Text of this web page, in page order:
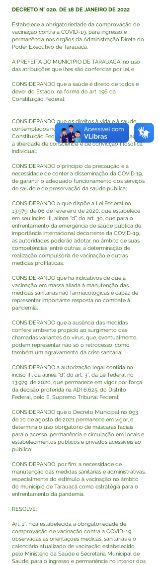
DECRETO N° 020, DE 18 DE JANEIRO DE 2022
Estabelece a obrigatoriedade da comprovação de
vacinação contra a COVID-19, para ingresso e
permanência nos órgãos da Administração Direta do
Poder Executivo de Tarauacá.
A PREFEITA DO MUNICÍPIO DE TARAUACÁ, no uso
das atribuições que lhes são conferidas por lei, e
CONSIDERANDO que a saúde é direito de todos e
dever do Estado, na forma do art. 196 da
Constituição Federal;
CONSIDERANDO que os direitos à vida e à saúde,
contemplados nos artigos 5°, 6° e 196 da
Constituição Federal, devem prevalecer em relação
à liberdade de consciência e de convicção filosófica
individual;
CONSIDERANDO o princípio da precaução e a
necessidade de conter a disseminação da COVID 19,
de garantir o adequado funcionamento dos serviços
de saúde e de preservação da saúde pública;
CONSIDERANDO o que dispõe a Lei Federal no
13.979, de 06 de fevereiro de 2020, que estabelece
em seu inciso III, alínea “d”, do art. 3o, que para o
enfrentamento da emergência de saúde pública de
importância internacional decorrente da COVID-19,
as autoridades poderão adotar, no âmbito de suas
competências, entre outras, a determinação de
realização compulsória de vacinação e outras
medidas profiláticas;
CONSIDERANDO que há indicativos de que a
vacinação em massa aliada à manutenção das
medidas sanitárias não farmacológicas é capaz de
representar importante resposta no combate à
pandemia;
CONSIDERANDO que a ausência das medidas
confere ambiente propício ao surgimento das
chamadas variantes do vírus, que, eventualmente,
podem representar não só o retrocesso, como
também um agravamento da crise sanitária;
CONSIDERANDO a autorização legal contida no
inciso III, da alínea “d”, do art. 3°, da Lei federal no
13.979, de 2020, que permanece em vigor por força
da decisão proferida na ADI 6.625, do Distrito
Federal, pelo E. Supremo Tribunal Federal;
CONSIDERANDO que o Decreto Municipal no 093,
de 10 de agosto de 2021 permanece em vigor, e
determina o uso obrigatório de máscaras faciais
para o acesso, permanência e circulação em locais e
estabelecimentos públicos e privados acessíveis ao
público;
CONSIDERANDO, por fim, a necessidade de
manutenção das medidas sanitárias e administrativas,
especialmente do estímulo à vacinação no âmbito
do município de Tarauacá como estratégia para o
enfrentamento da pandemia.
RESOLVE:
Art. 1°. Fica estabelecida a obrigatoriedade de
comprovação de vacinação contra a COVID-19,
observadas as orientações médicas, sanitárias e o
calendário atualizado de vacinação estabelecido
pelo Ministério da Saúde e Secretaria Municipal de
Saúde, para o ingresso e permanência no interior dos